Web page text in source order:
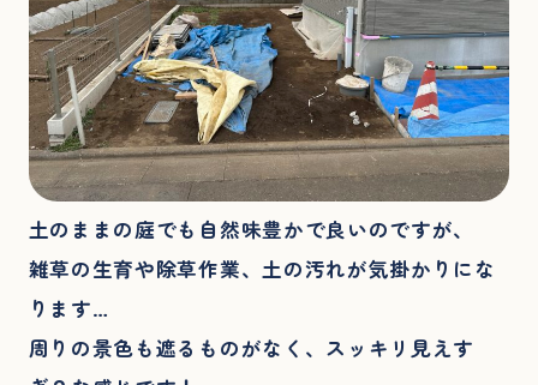
土のままの庭でも自然味豊かで良いのですが、
雑草の生育や除草作業、土の汚れが気掛かりにな
ります…
周りの景色も遮るものがなく、スッキリ見えす